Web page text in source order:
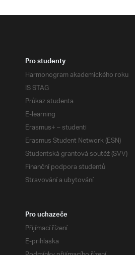
Pro studenty
Harmonogram akademického roku
IS STAG
Průkaz studenta
E-learning
Erasmus+ – studenti
Erasmus Student Network (ESN)
Studentská grantová soutěž (SVV)
Finanční podpora studentů
Stravování a ubytování
Pro uchazeče
Přijímací řízení
E-prihlaska